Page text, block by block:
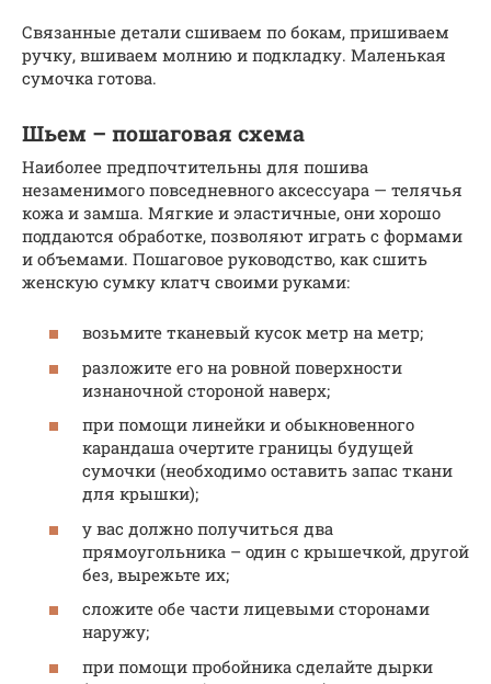
Связанные детали сшиваем по бокам, пришиваем
ручку, вшиваем молнию и подкладку. Маленькая
сумочка готова.
Шьем – пошаговая схема
Наиболее предпочтительны для пошива
незаменимого повседневного аксессуара — телячья
кожа и замша. Мягкие и эластичные, они хорошо
поддаются обработке, позволяют играть с формами
и объемами. Пошаговое руководство, как сшить
женскую сумку клатч своими руками:
возьмите тканевый кусок метр на метр;
разложите его на ровной поверхности
изнаночной стороной наверх;
при помощи линейки и обыкновенного
карандаша очертите границы будущей
сумочки (необходимо оставить запас ткани
для крышки);
у вас должно получиться два
прямоугольника – один с крышечкой, другой
без, вырежьте их;
сложите обе части лицевыми сторонами
наружу;
при помощи пробойника сделайте дырки